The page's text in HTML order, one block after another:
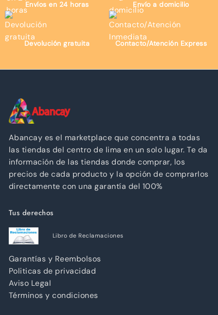
Envíos en 24 horas Envío a domicilio
Devolución gratuita Contacto/Atención Express
Abancay es el marketplace que concentra a todas
las tiendas del centro de lima en un solo lugar. Te da
información de las tiendas donde comprar, los
precios de cada producto y la opción de comprarlos
directamente con una garantía del 100%
Tus derechos
Libro de Reclamaciones
Garantías y Reembolsos
Politicas de privacidad
Aviso Legal
Términos y condiciones